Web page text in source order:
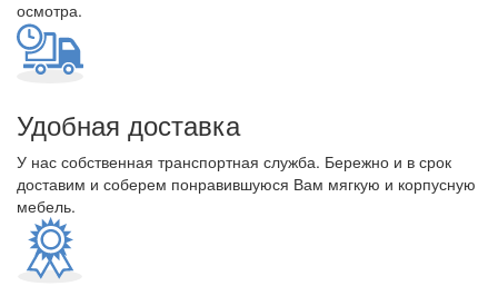
осмотра.
Удобная доставка
У нас собственная транспортная служба. Бережно и в срок
доставим и соберем понравившуюся Вам мягкую и корпусную
мебель.